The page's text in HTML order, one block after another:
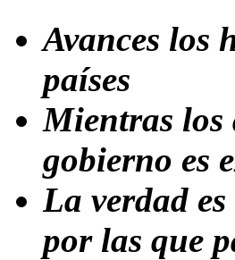
Avances los
países
Mientras los
gobierno es
La verdad
por las que